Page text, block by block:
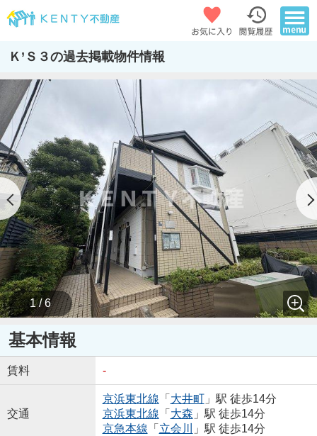
Ｋ’Ｓ３の過去掲載物件情報
1 / 6
基本情報
賃料 -
交通
京浜東北線 「 大井町」駅 徒歩14分
京浜東北線 「 大森 」駅 徒歩14分
京急本線 「 立会川 」駅 徒歩14分